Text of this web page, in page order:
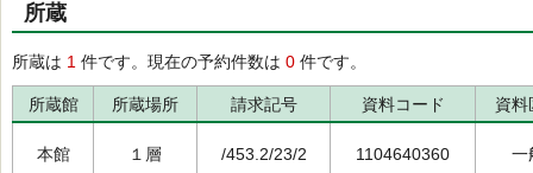
所蔵
所蔵は 1 件です。現在の予約件数は 0 件です。
所蔵館 所蔵場所 請求記号 資料コード 資料
本館 １層 /453.2/23/2 1104640360 一